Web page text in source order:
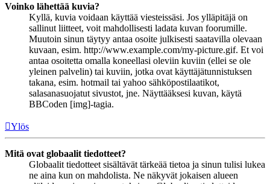
Voinko lähettää kuvia?
Kyllä, kuvia voidaan käyttää viesteissäsi. Jos ylläpitäjä on
sallinut liitteet, voit mahdollisesti ladata kuvan foorumille.
Muutoin sinun täytyy antaa osoite julkisesti saatavilla olevaan
kuvaan, esim. http://www.example.com/my-picture.gif. Et voi
antaa osoitetta omalla koneellasi oleviin kuviin (ellei se ole
yleinen palvelin) tai kuviin, jotka ovat käyttäjätunnistuksen
takana, esim. hotmail tai yahoo sähköpostilaatikot,
salasanasuojatut sivustot, jne. Näyttääksesi kuvan, käytä
BBCoden [img]-tagia.
Ylös
Mitä ovat globaalit tiedotteet?
Globaalit tiedotteet sisältävät tärkeää tietoa ja sinun tulisi lukea
ne aina kun on mahdolista. Ne näkyvät jokaisen alueen